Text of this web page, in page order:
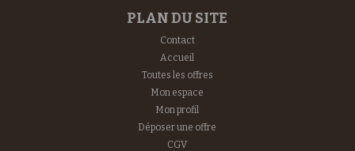
PLAN DU SITE
Contact
Accueil
Toutes les offres
Mon espace
Mon profil
Déposer une offre
CGV